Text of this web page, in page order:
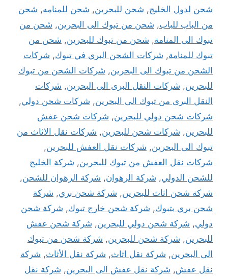
شحن لدول الخليج, شحن للبحرين, شحن للمنامه, شحن
من الباب للباب, شحن من تبوك الى البحرين, شحن من
تبوك الى المنامة, شحن من تبوك للبحرين, شحن من
تبوك للمنامة, شركات الشحن البري في تبوك, شركات
الشحن من تبوك الى البحرين, شركات الشحن من تبوك
للبحرين, شركات النقل البرى الى البحرين, شركات
النقل البرى من تبوك الى البحرين, شركات شحن دولي,
شركات شحن دولي للبحرين, شركات شحن عفش
للبحرين, شركات شحن للبحرين, شركات نقل الاثاث من
تبوك الى البحرين, شركات نقل العفش للبحرين,
شركات نقل العفش من تبوك للبحرين, شركة الخليج
للشحن الدولي, شركة الرهوان, شركة الرهوان للشحن,
شركة شحن اثاث للبحرين, شركة شحن بري, شركة
شحن بري بتبوك, شركة شحن خارج تبوك, شركة شحن
دولي, شركة شحن دولي للبحرين, شركة شحن عفش
للبحرين, شركة شحن للبحرين, شركة شحن من تبوك
الى البحرين, شركة نقل اثاث, شركة نقل الأثاث, شركة
نقل عفش, شركة نقل عفش الى البحرين, شركة نقل